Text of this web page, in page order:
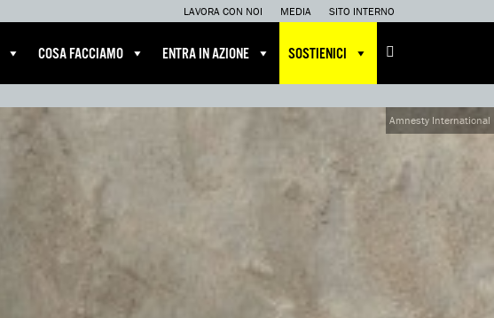
LAVORA CON NOI MEDIA SITO INTERNO
COSA FACCIAMO ENTRA IN AZIONE SOSTIENICI
Amnesty International